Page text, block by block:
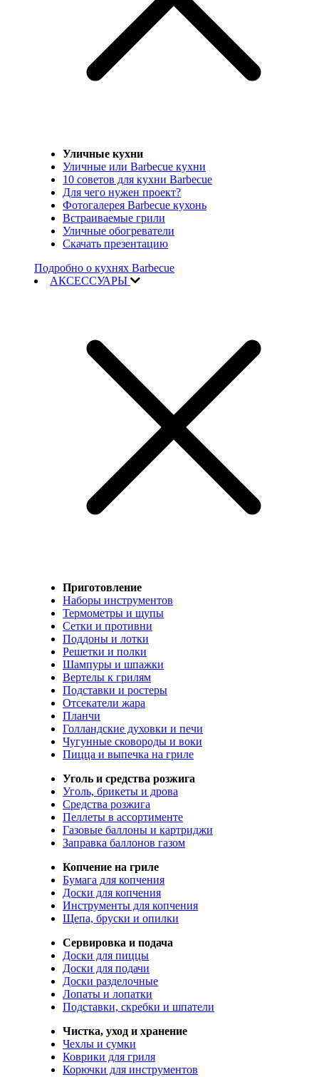
Уличные кухни
Уличные или Barbecue кухни
10 советов для кухни Barbecue
Для чего нужен проект?
Фотогалерея Barbecue кухонь
Встраиваемые грили
Уличные обогреватели
Скачать презентацию
Подробно о кухнях Barbecue
АКСЕССУАРЫ
Приготовление
Наборы инструментов
Термометры и щупы
Сетки и противни
Поддоны и лотки
Решетки и полки
Шампуры и шпажки
Вертелы к грилям
Подставки и ростеры
Отсекатели жара
Планчи
Голландские духовки и печи
Чугунные сковороды и воки
Пицца и выпечка на гриле
Уголь и средства розжига
Уголь, брикеты и дрова
Средства розжига
Пеллеты в ассортименте
Газовые баллоны и картриджи
Заправка баллонов газом
Копчение на гриле
Бумага для копчения
Доски для копчения
Инструменты для копчения
Щепа, бруски и опилки
Сервировка и подача
Доски для пиццы
Доски для подачи
Доски разделочные
Лопаты и лопатки
Подставки, скребки и шпатели
Чистка, уход и хранение
Чехлы и сумки
Коврики для гриля
Корючки для инструментов